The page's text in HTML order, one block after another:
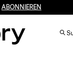
ABONNIEREN